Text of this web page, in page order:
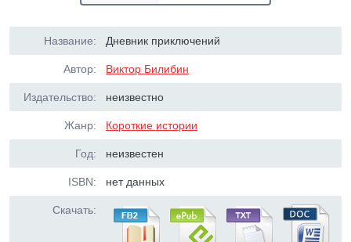
Название: Дневник приключений
Автор: Виктор Билибин
Издательство: неизвестно
Жанр: Короткие истории
Год: неизвестен
ISBN: нет данных
Скачать: